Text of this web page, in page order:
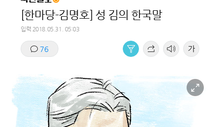
[한마당-김명호] 성 김의 한국말
입력 2018.05.31. 05:03
76